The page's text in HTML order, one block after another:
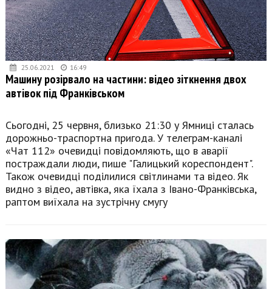
25.06.2021 16:49
Машину розірвало на частини: відео зіткнення двох
автівок під Франківськом
Сьогодні, 25 червня, близько 21:30 у Ямниці сталась
дорожньо-траспортна пригода. У телеграм-каналі
«Чат 112» очевидці повідомляють, що в аварії
постраждали люди, пише "Галицький кореспондент".
Також очевидці поділилися світлинами та відео. Як
видно з відео, автівка, яка їхала з Івано-Франківська,
раптом виїхала на зустрічну смугу